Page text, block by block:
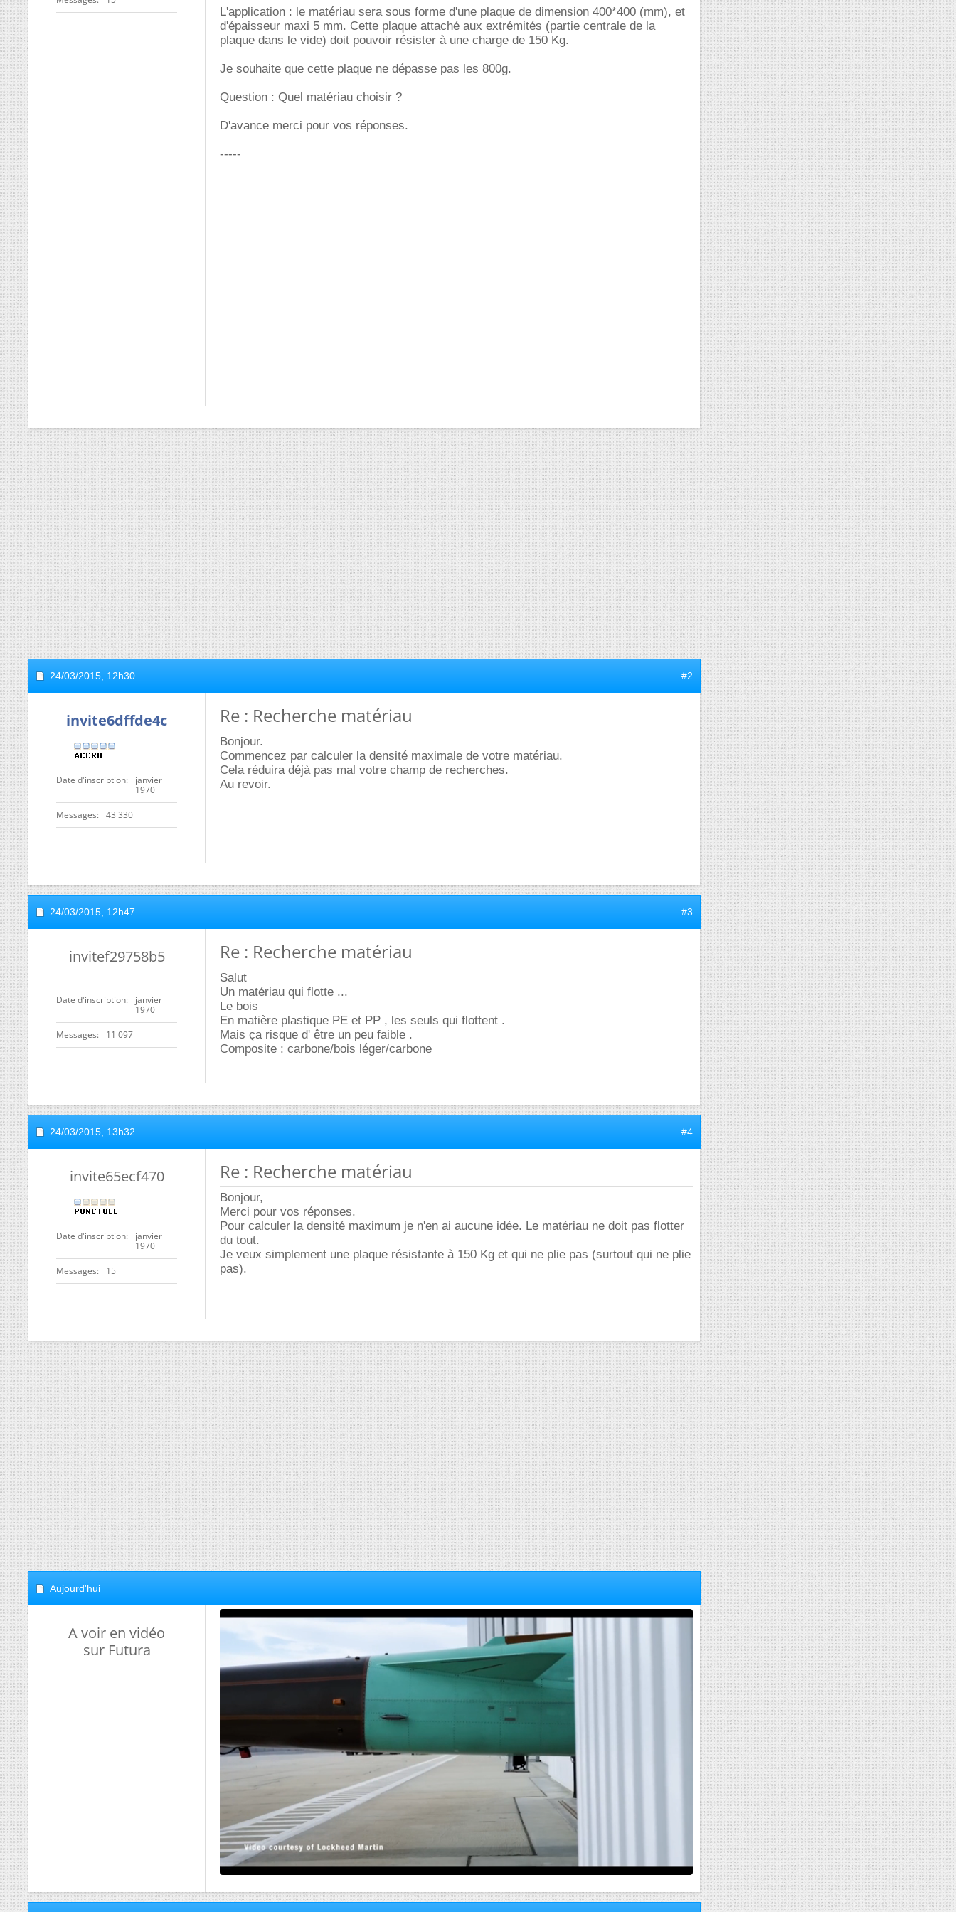
L'application : le matériau sera sous forme d'une plaque de dimension 400*400 (mm), et
d'épaisseur maxi 5 mm. Cette plaque attaché aux extrémités (partie centrale de la
plaque dans le vide) doit pouvoir résister à une charge de 150 Kg.
Je souhaite que cette plaque ne dépasse pas les 800g.
Question : Quel matériau choisir ?
D'avance merci pour vos réponses.
-----
24/03/2015, 12h30 #2
invite6dffde4c
Date d'inscription
janvier
1970
Messages 43 330
Re : Recherche matériau
Bonjour.
Commencez par calculer la densité maximale de votre matériau.
Cela réduira déjà pas mal votre champ de recherches.
Au revoir.
24/03/2015, 12h47 #3
invitef29758b5
Date d'inscription
janvier
1970
Messages 11 097
Re : Recherche matériau
Salut
Un matériau qui flotte ...
Le bois
En matière plastique PE et PP , les seuls qui flottent .
Mais ça risque d' être un peu faible .
Composite : carbone/bois léger/carbone
24/03/2015, 13h32 #4
invite65ecf470
Date d'inscription
janvier
1970
Messages 15
Re : Recherche matériau
Bonjour,
Merci pour vos réponses.
Pour calculer la densité maximum je n'en ai aucune idée. Le matériau ne doit pas flotter
du tout.
Je veux simplement une plaque résistante à 150 Kg et qui ne plie pas (surtout qui ne plie
pas).
Aujourd'hui
A voir en vidéo
sur Futura